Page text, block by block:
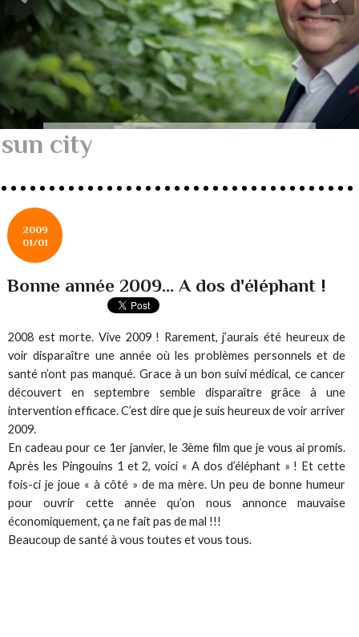
sun city
2009
01/01
Bonne année 2009... A dos d'éléphant !
2008 est morte. Vive 2009 ! Rarement, j’aurais été heureux de
voir disparaître une année où les problèmes personnels et de
santé n’ont pas manqué. Grace à un bon suivi médical, ce cancer
découvert en septembre semble disparaître grâce à une
intervention efficace. C’est dire que je suis heureux de voir arriver
2009.
En cadeau pour ce 1er janvier, le 3ème film que je vous ai promis.
Après les Pingouins 1 et 2, voici « A dos d’éléphant » ! Et cette
fois-ci je joue « à côté » de ma mère. Un peu de bonne humeur
pour ouvrir cette année qu’on nous annonce mauvaise
économiquement, ça ne fait pas de mal !!!
Beaucoup de santé à vous toutes et vous tous.